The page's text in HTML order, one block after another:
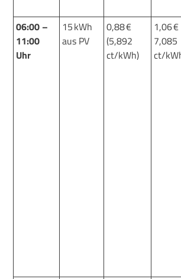
06:00 –
11:00
Uhr
15 kWh
aus PV
0,88 €
(5,892
ct/kWh)
1,06 €
7,085
ct/